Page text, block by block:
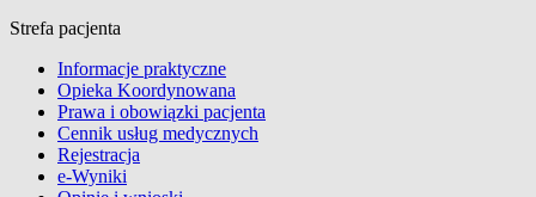
Strefa pacjenta
Informacje praktyczne
Opieka Koordynowana
Prawa i obowiązki pacjenta
Cennik usług medycznych
Rejestracja
e-Wyniki